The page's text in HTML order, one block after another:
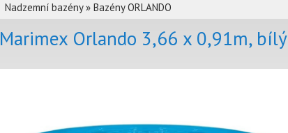
Nadzemní bazény» Bazény ORLANDO
Marimex Orlando 3,66 x 0,91m, bílý